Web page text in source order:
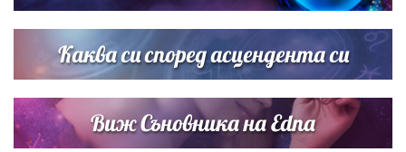
Каква си според асцендента си
Виж Съновника на Edna